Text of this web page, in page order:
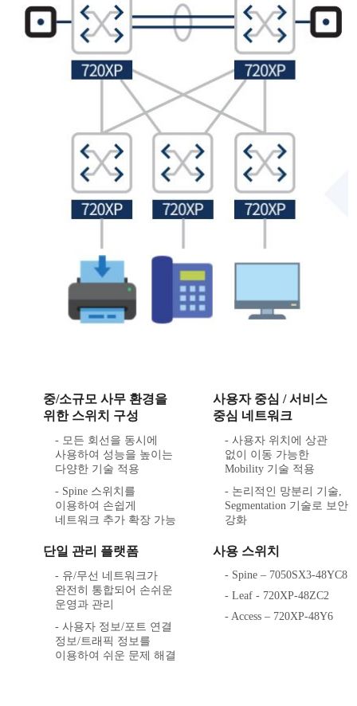
중/소규모 사무 환경을
위한 스위치 구성
- 모든 회선을 동시에
사용하여 성능을 높이는
다양한 기술 적용
- Spine 스위치를
이용하여 손쉽게
네트워크 추가 확장 가능
사용자 중심 / 서비스
중심 네트워크
- 사용자 위치에 상관
없이 이동 가능한
Mobility 기술 적용
- 논리적인 망분리 기술,
Segmentation 기술로 보안
강화
단일 관리 플랫폼
- 유/무선 네트워크가
완전히 통합되어 손쉬운
운영과 관리
- 사용자 정보/포트 연결
정보/트래픽 정보를
이용하여 쉬운 문제 해결
사용 스위치
- Spine ‒ 7050SX3-48YC8
- Leaf - 720XP-48ZC2
- Access ‒ 720XP-48Y6